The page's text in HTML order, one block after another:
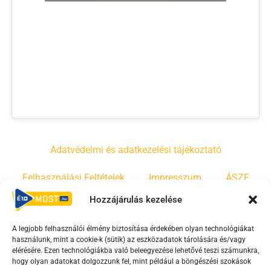
Hozzájárulás kezelése
A legjobb felhasználói élmény biztosítása érdekében olyan technológiákat
használunk, mint a cookie-k (sütik) az eszközadatok tárolására és/vagy
elérésére. Ezen technológiákba való beleegyezése lehetővé teszi számunkra,
hogy olyan adatokat dolgozzunk fel, mint például a böngészési szokások
Adatvédelmi és adatkezelési tájékoztató
Felhasználási Feltételek Impresszum ÁSZF
Irányelvek Moderálási szabályzat
F
Y
T